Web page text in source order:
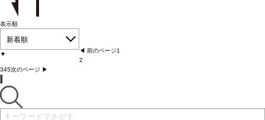
表示順
新着順
▼
◀︎ 前のページ1
2
345次のページ ▶︎